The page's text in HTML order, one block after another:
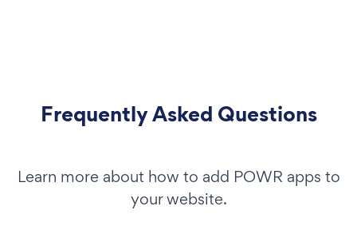
Frequently Asked Questions
Learn more about how to add POWR apps to
your website.